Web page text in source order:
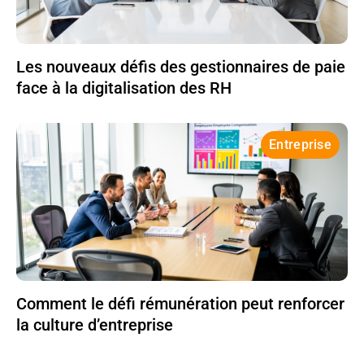
Les nouveaux défis des gestionnaires de paie
face à la digitalisation des RH
Entreprise
Comment le défi rémunération peut renforcer
la culture d’entreprise